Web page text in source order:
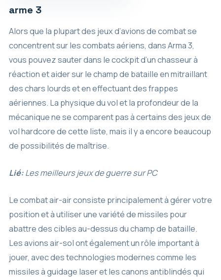
arme 3
Alors que la plupart des jeux d’avions de combat se
concentrent sur les combats aériens, dans Arma 3,
vous pouvez sauter dans le cockpit d’un chasseur à
réaction et aider sur le champ de bataille en mitraillant
des chars lourds et en effectuant des frappes
aériennes. La physique du vol et la profondeur de la
mécanique ne se comparent pas à certains des jeux de
vol hardcore de cette liste, mais il y a encore beaucoup
de possibilités de maîtrise.
Lié:Les meilleurs jeux de guerre sur PC
Le combat air-air consiste principalement à gérer votre
position et à utiliser une variété de missiles pour
abattre des cibles au-dessus du champ de bataille.
Les avions air-sol ont également un rôle important à
jouer, avec des technologies modernes comme les
missiles à guidage laser et les canons antiblindés qui